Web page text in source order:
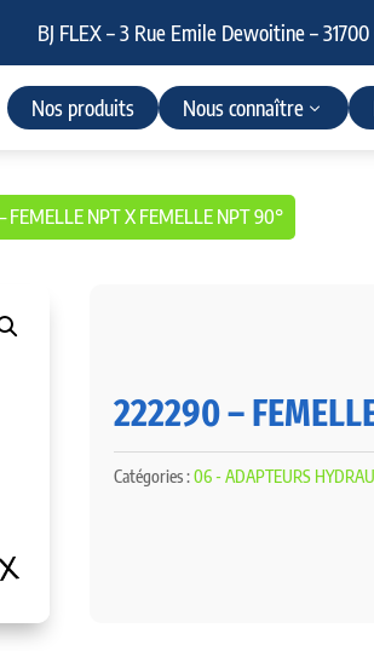
BJ FLEX – 3 Rue Emile Dewoitine –
Nos produits Nous connaître
FEMELLE NPT X FEMELLE NPT 90°
222290 –
Catégories : 06 - ADAPTEURS